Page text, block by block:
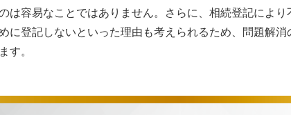
は容易なことではありません。さらに、相続登記により
に登記しないといった理由も考えられるため、問題解消
す。